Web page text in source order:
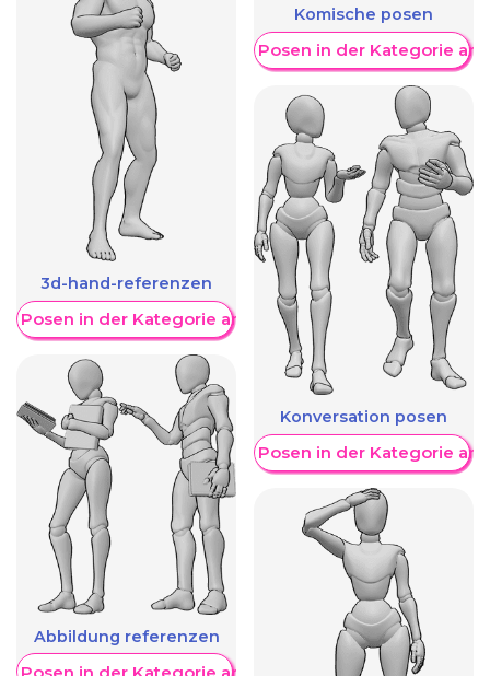
3d-hand-referenzen
Posen in der Kategorie anzeigen
Abbildung referenzen
Komische posen
Weitere Posen in der Kategorie
Konversation posen
Weitere Posen in der Kategorie